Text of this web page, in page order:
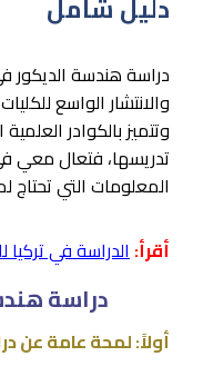
دراسة هندسة الديكور
والانتشار الواسع
وتتميز بالكوادر
تدريسها، فتعال معي
المعلومات التي
أقرأ:الدراسة في تركيا
دراسة
أولاً: لمحة عامة عن